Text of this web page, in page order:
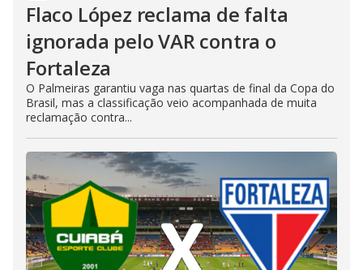
Flaco López reclama de falta
ignorada pelo VAR contra o
Fortaleza
O Palmeiras garantiu vaga nas quartas de final da Copa do
Brasil, mas a classificação veio acompanhada de muita
reclamação contra...